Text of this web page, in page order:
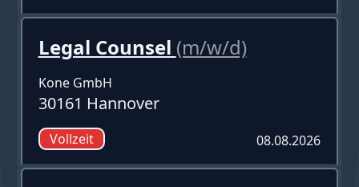
Legal Counsel (m/w/d)
Kone GmbH
30161 Hannover
Vollzeit 08.08.2026